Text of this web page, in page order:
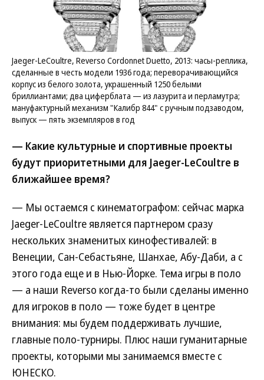
Jaeger-LeCoultre, Reverso Cordonnet Duetto, 2013: часы-реплика,
сделанные в честь модели 1936 года; переворачивающийся
корпус из белого золота, украшенный 1250 белыми
бриллиантами; два циферблата — из лазурита и перламутра;
мануфактурный механизм "Калибр 844" с ручным подзаводом,
выпуск — пять экземпляров в год
— Какие культурные и спортивные проекты
будут приоритетными для Jaeger-LeCoultre в
ближайшее время?
— Мы остаемся с кинематографом: сейчас марка
Jaeger-LeCoultre является партнером сразу
нескольких знаменитых кинофестивалей: в
Венеции, Сан-Себастьяне, Шанхае, Абу-Даби, а с
этого года еще и в Нью-Йорке. Тема игры в поло
— а наши Reverso когда-то были сделаны именно
для игроков в поло — тоже будет в центре
внимания: мы будем поддерживать лучшие,
главные поло-турниры. Плюс наши гуманитарные
проекты, которыми мы занимаемся вместе с
ЮНЕСКО.